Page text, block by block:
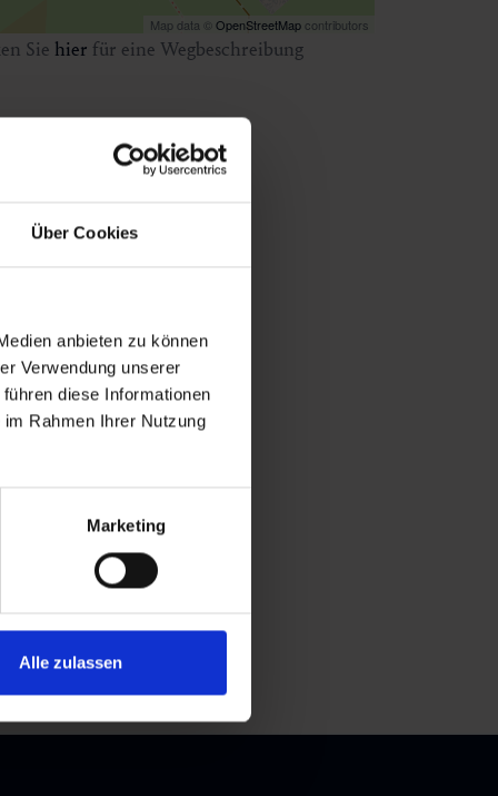
Über Cookies
anbieten zu können
Verwendung unserer
diese Informationen
Rahmen Ihrer Nutzung
Marketing
Alle zulassen
Map data © OpenStreetMap contributors
Sie hier für eine Wegbeschreibung